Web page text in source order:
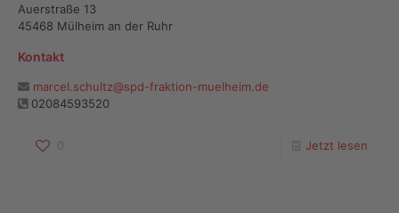
Auerstraße 13
45468 Mülheim an der Ruhr
Kontakt
marcel.schultz@spd-fraktion-muelheim.de
02084593520
0 Jetzt lesen